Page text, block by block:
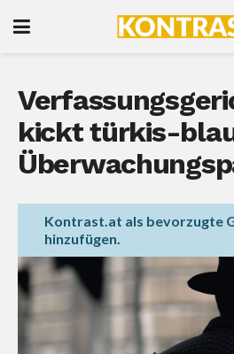
kickt türkis-
Kontrast.at als bevorzugte
hinzufügen.